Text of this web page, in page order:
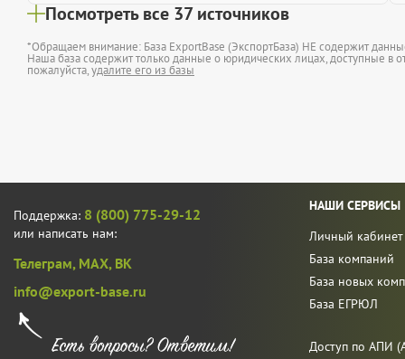
Посмотреть все 37 источников
*Обращаем внимание: База ExportBase (ЭкспортБаза) НЕ содержит
Наша база содержит только данные о юридических лицах, доступные в
пожалуйста,удалите его из базы
Поддержка: 8 (800) 775-29-12
или написать нам:
Телеграм, MAX, ВК
info@export-base.ru
НАШИ СЕРВИСЫ
Личный кабинет
База компаний
База новых
База ЕГРЮЛ
Доступ по АПИ